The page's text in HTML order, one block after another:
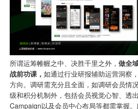
所谓运筹帷幄之中、决胜千里之外， 做全
战前功课， 如通过行业研报辅助运营洞察
方向。调研需充分且全面，如调研会员情
级和积分机制外，包括会员视觉心智、透
Campaign以及会员中心布局等都需掌握